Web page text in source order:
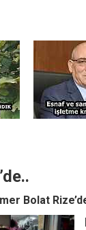
Bolat